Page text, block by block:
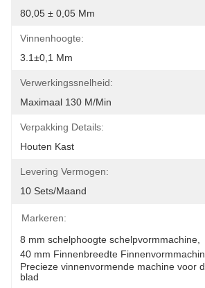
80,05 ± 0,05 Mm
Vinnenhoogte:
3.1±0,1 Mm
Verwerkingssnelheid:
Maximaal 130 M/min
Verpakking Details:
Houten Kast
Levering Vermogen:
10 Sets/maand
Markeren:
8 mm schelphoogte schelpvormmachine
40 mm Finnenbreedte
Precieze vinnenvormende machine voor
blad